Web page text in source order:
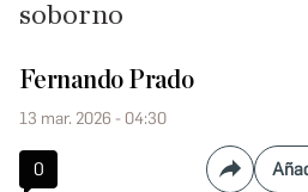
soborno
Fernando Prado
13 mar. 2026 - 04:30
0